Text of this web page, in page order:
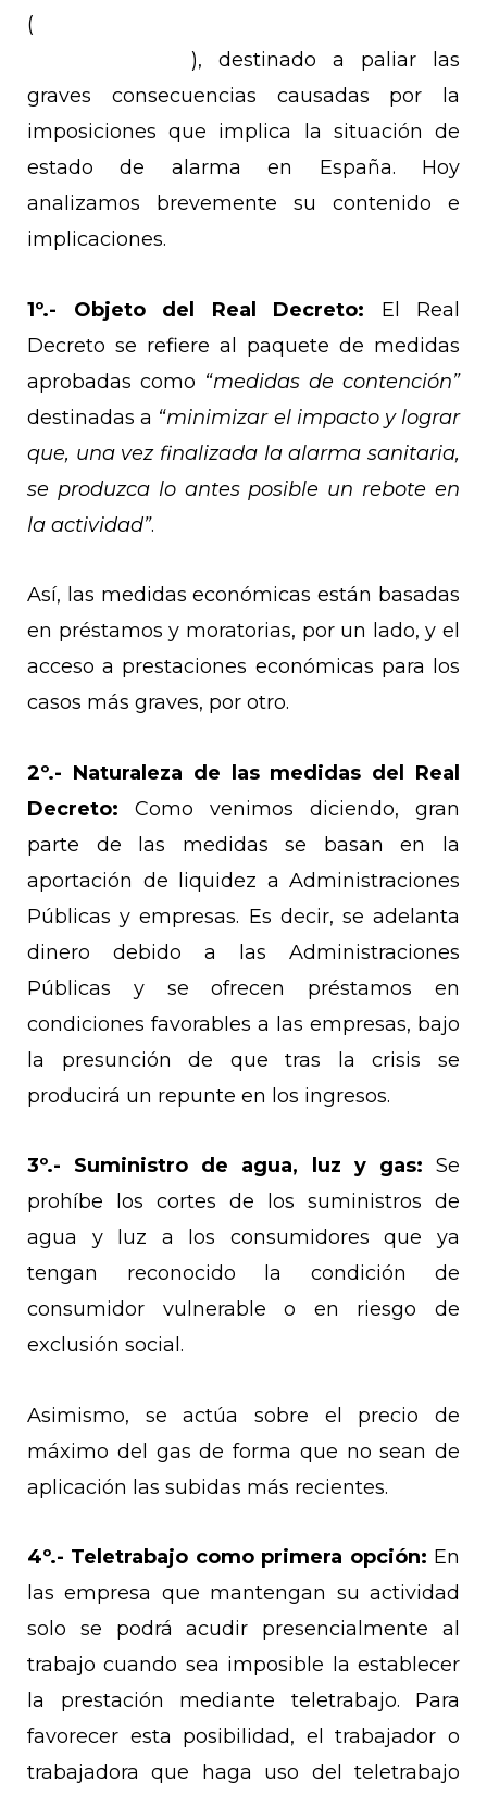
(
), destinado a paliar las
graves consecuencias causadas por la
imposiciones que implica la situación de
estado de alarma en España. Hoy
analizamos brevemente su contenido e
implicaciones.
1º.- Objeto del Real Decreto: El Real
Decreto se refiere al paquete de medidas
aprobadas como “medidas de contención”
destinadas a “minimizar el impacto y lograr
que, una vez finalizada la alarma sanitaria,
se produzca lo antes posible un rebote en
la actividad”.
Así, las medidas económicas están basadas
en préstamos y moratorias, por un lado, y el
acceso a prestaciones económicas para los
casos más graves, por otro.
2º.- Naturaleza de las medidas del Real
Decreto: Como venimos diciendo, gran
parte de las medidas se basan en la
aportación de liquidez a Administraciones
Públicas y empresas. Es decir, se adelanta
dinero debido a las Administraciones
Públicas y se ofrecen préstamos en
condiciones favorables a las empresas, bajo
la presunción de que tras la crisis se
producirá un repunte en los ingresos.
3º.- Suministro de agua, luz y gas: Se
prohíbe los cortes de los suministros de
agua y luz a los consumidores que ya
tengan reconocido la condición de
consumidor vulnerable o en riesgo de
exclusión social.
Asimismo, se actúa sobre el precio de
máximo del gas de forma que no sean de
aplicación las subidas más recientes.
4º.- Teletrabajo como primera opción: En
las empresa que mantengan su actividad
solo se podrá acudir presencialmente al
trabajo cuando sea imposible la establecer
la prestación mediante teletrabajo. Para
favorecer esta posibilidad, el trabajador o
trabajadora que haga uso del teletrabajo